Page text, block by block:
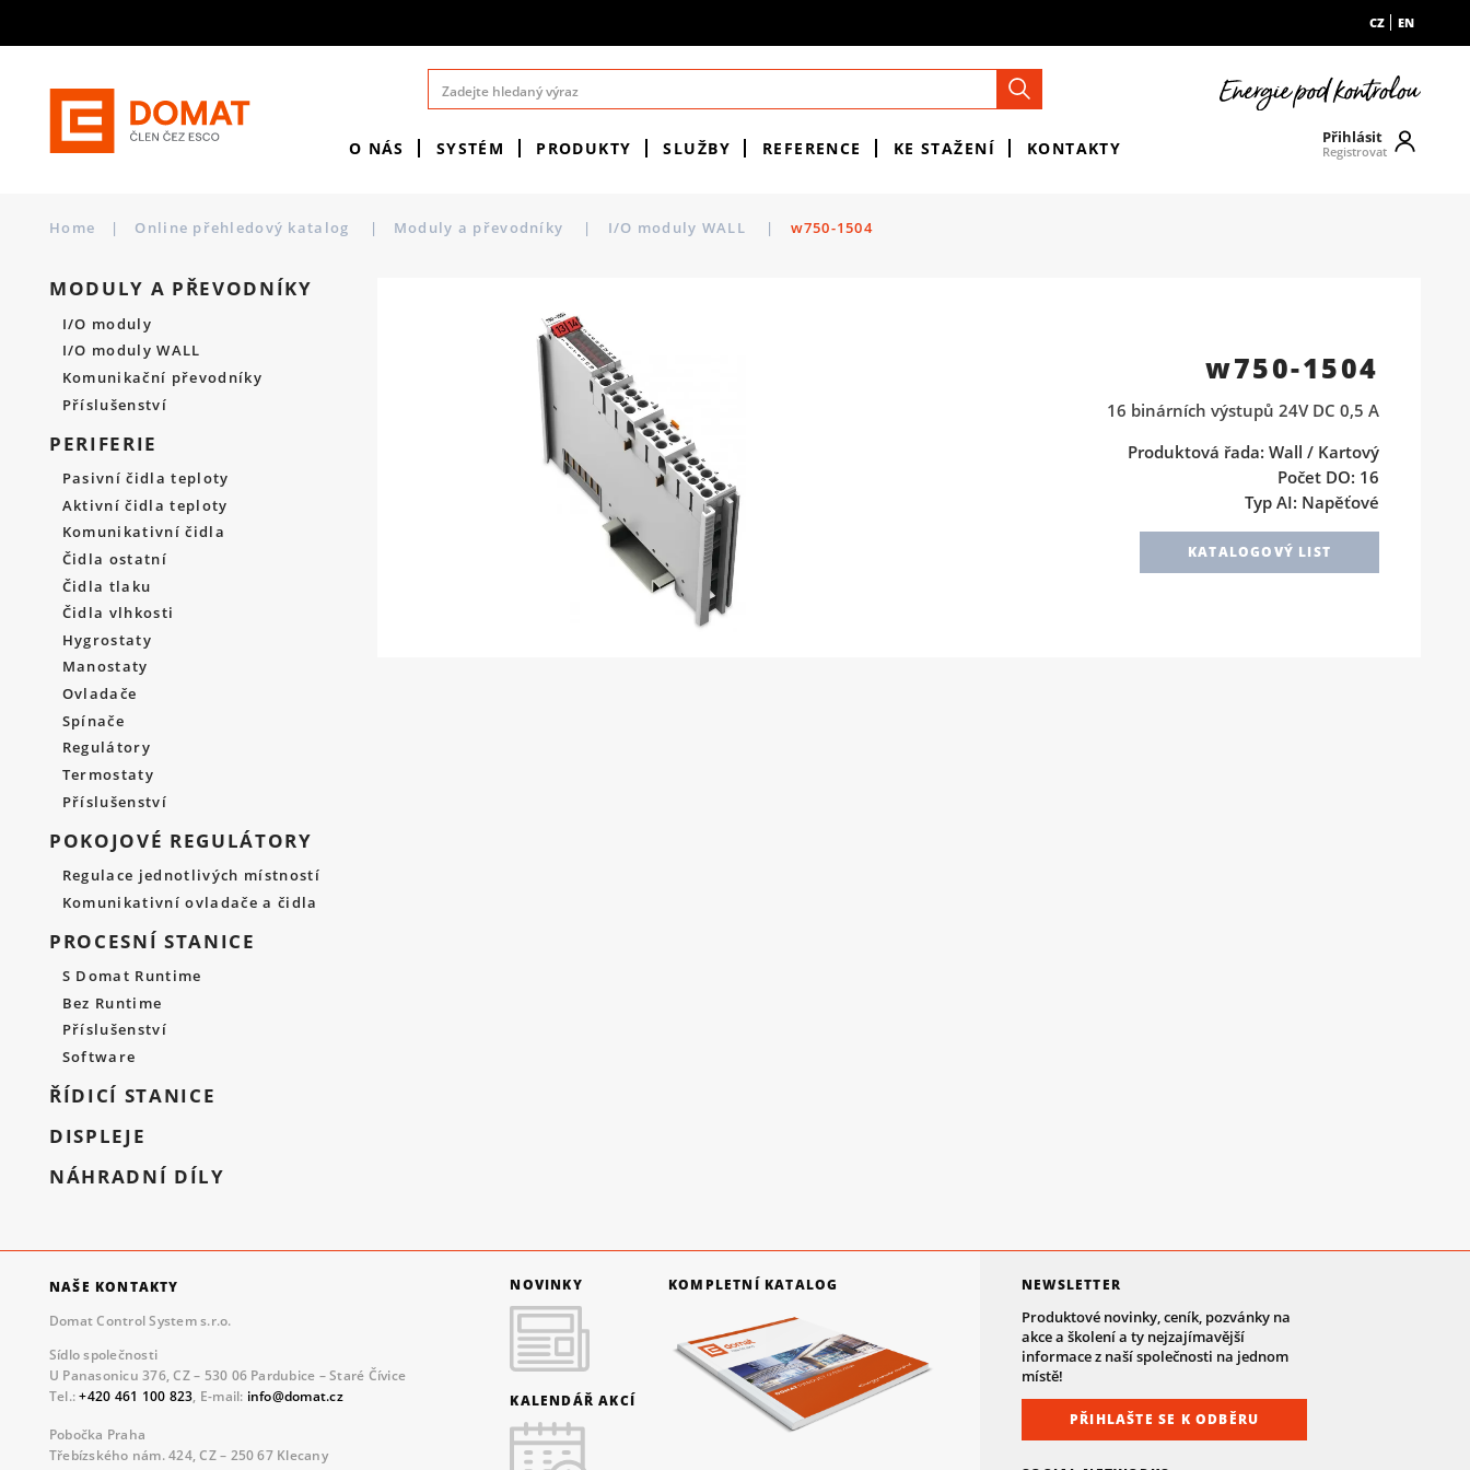
CZ EN
O NÁS SYSTÉM PRODUKTY SLUŽBY REFERENCE KE STAŽENÍ KONTAKTY
Přihlásit
Registrovat
Home | Online přehledový katalog | Moduly a převodníky | I/O moduly WALL | w750-1504
MODULY A PŘEVODNÍKY
I/O moduly
I/O moduly WALL
Komunikační převodníky
Příslušenství
PERIFERIE
Pasivní čidla teploty
Aktivní čidla teploty
Komunikativní čidla
Čidla ostatní
Čidla tlaku
Čidla vlhkosti
Hygrostaty
Manostaty
Ovladače
Spínače
Regulátory
Termostaty
Příslušenství
POKOJOVÉ REGULÁTORY
Regulace jednotlivých místností
Komunikativní ovladače a čidla
PROCESNÍ STANICE
S Domat Runtime
Bez Runtime
Příslušenství
Software
ŘÍDICÍ STANICE
DISPLEJE
NÁHRADNÍ DÍLY
w750-1504
16 binárních výstupů 24V DC 0,5 A
Produktová řada: Wall / Kartový
Počet DO: 16
Typ AI: Napěťové
KATALOGOVÝ LIST
NEWSLETTER
Produktové novinky, ceník, pozvánky na
akce a školení a ty nejzajímavější
informace z naší společnosti na jednom
místě!
PŘIHLAŠTE SE K ODBĚRU
NOVINKY
KALENDÁŘ AKCÍ
KOMPLETNÍ KATALOG
NAŠE KONTAKTY
Domat Control System s.r.o.
Sídlo společnosti
U Panasonicu 376, CZ – 530 06 Pardubice – Staré Čívice
Tel.:+420 461 100 823, E-mail: info@domat.cz
Pobočka Praha
Třebízského nám. 424, CZ – 250 67 Klecany